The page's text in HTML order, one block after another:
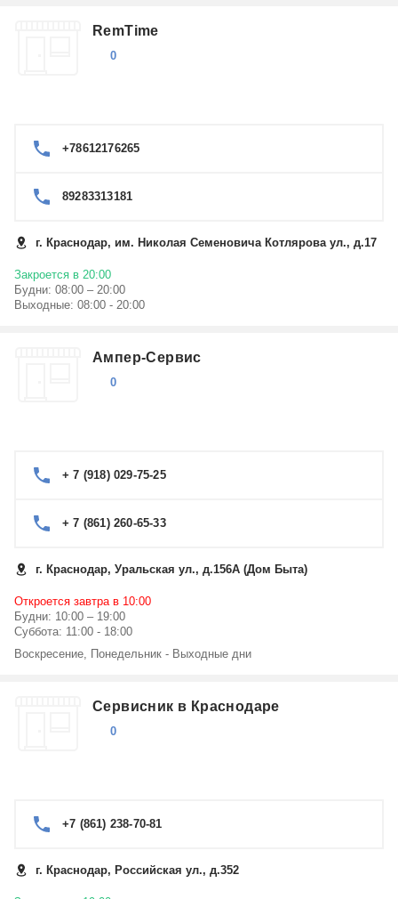
RemTime
0
+78612176265
89283313181
г. Краснодар, им. Николая Семеновича Котлярова ул., д.17
Закроется в 20:00
Будни: 08:00 – 20:00
Выходные: 08:00 - 20:00
Ампер-Сервис
0
+ 7 (918) 029-75-25
+ 7 (861) 260-65-33
г. Краснодар, Уральская ул., д.156А (Дом Быта)
Откроется завтра в 10:00
Будни: 10:00 – 19:00
Суббота: 11:00 - 18:00
Воскресение, Понедельник - Выходные дни
Сервисник в Краснодаре
0
+7 (861) 238-70-81
г. Краснодар, Российская ул., д.352